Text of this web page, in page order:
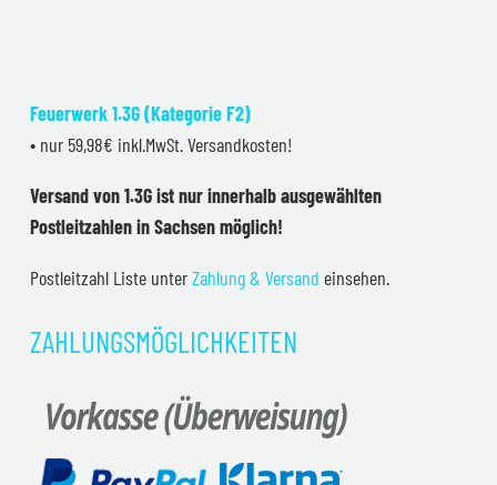
Feuerwerk 1.3G (Kategorie F2)
• nur 59,98€ inkl.MwSt. Versandkosten!
Versand von 1.3G ist nur innerhalb ausgewählten
Postleitzahlen in Sachsen möglich!
Postleitzahl Liste unterZahlung & Versand einsehen.
ZAHLUNGSMÖGLICHKEITEN